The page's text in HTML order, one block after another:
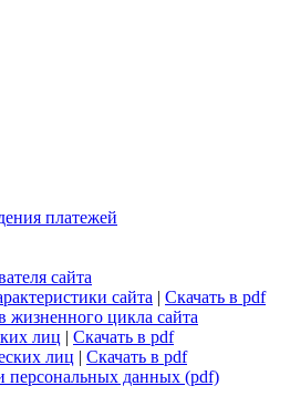
платежей
сайта
сайта | Скачать в pdf
жизненного цикла сайта
лиц | Скачать в pdf
лиц | Скачать в pdf
персональных данных (pdf)